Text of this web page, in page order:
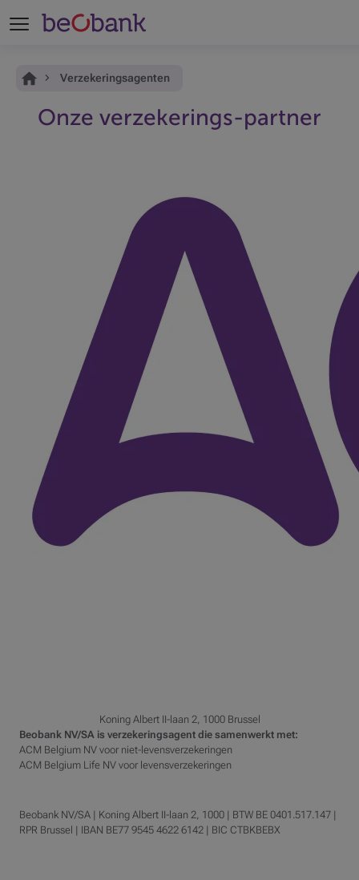
Je bent hier:
Home Verzekeringsagenten
Onze verzekerings-partner
Koning Albert II-laan 2, 1000 Brussel
Beobank NV/SA is verzekeringsagent die samenwerkt met:
ACM Belgium NV voor niet-levensverzekeringen
ACM Belgium Life NV voor levensverzekeringen
Beobank NV/SA | Koning Albert II-laan 2, 1000 | BTW BE 0401.517.147 |
RPR Brussel | IBAN BE77 9545 4622 6142 | BIC CTBKBEBX